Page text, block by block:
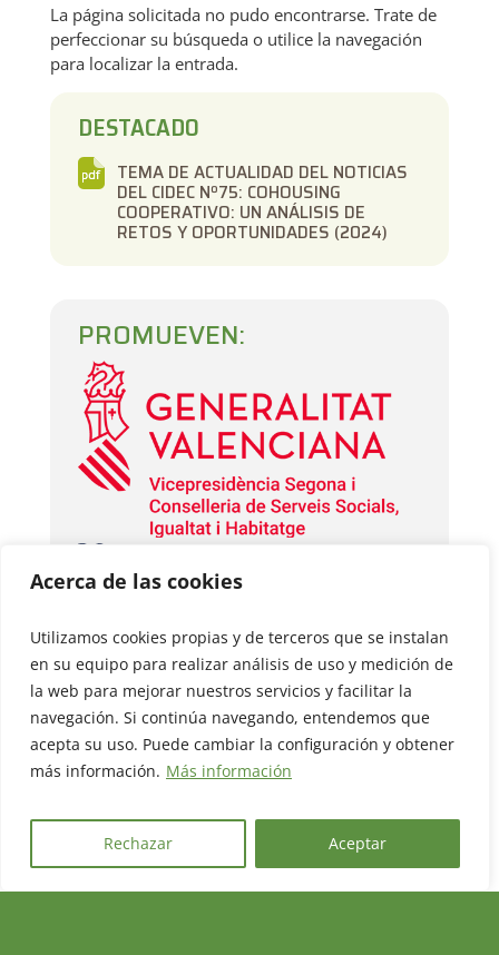
Acerca de las cookies
Utilizamos cookies propias y de terceros que se instalan
en su equipo para realizar análisis de uso y medición de
la web para mejorar nuestros servicios y facilitar la
navegación. Si continúa navegando, entendemos que
acepta su uso. Puede cambiar la configuración y obtener
más información. Más información
Rechazar Aceptar
La página solicitada no pudo encontrarse. Trate de
perfeccionar su búsqueda o utilice la navegación
para localizar la entrada.
DESTACADO
TEMA DE ACTUALIDAD DEL NOTICIAS
DEL CIDEC Nº75: COHOUSING
COOPERATIVO: UN ANÁLISIS DE
RETOS Y OPORTUNIDADES (2024)
PROMUEVEN:
FINANCIA: